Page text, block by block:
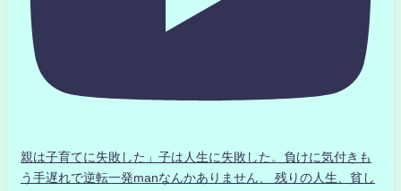
親は子育てに失敗した」子は人生に失敗した。負けに気付きも
う手遅れで逆転一発manなんかありません、 残りの人生、貧し